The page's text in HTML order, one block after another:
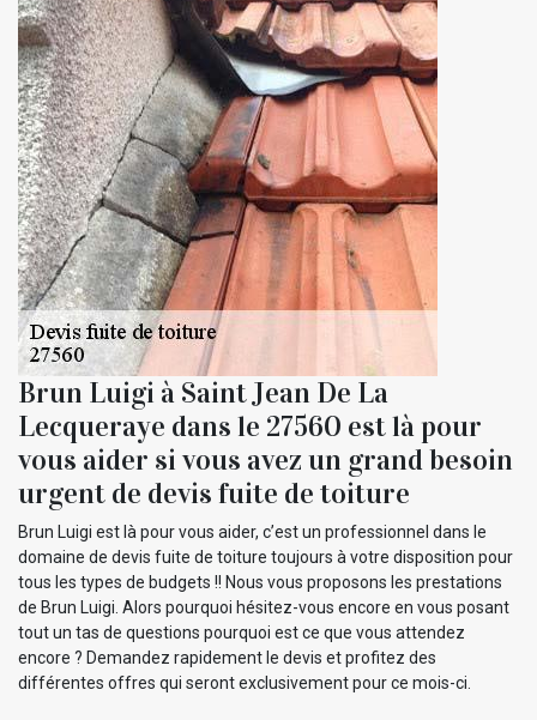
Brun Luigi à Saint Jean De La
Lecqueraye dans le 27560 est là pour
vous aider si vous avez un grand besoin
urgent de devis fuite de toiture
Brun Luigi est là pour vous aider, c’est un professionnel dans le
domaine de devis fuite de toiture toujours à votre disposition pour
tous les types de budgets !! Nous vous proposons les prestations
de Brun Luigi. Alors pourquoi hésitez-vous encore en vous posant
tout un tas de questions pourquoi est ce que vous attendez
encore ? Demandez rapidement le devis et profitez des
différentes offres qui seront exclusivement pour ce mois-ci.